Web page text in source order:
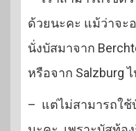
ด้วยนะคะ แม้ว่าจะ
นั่งบัสมาจาก
หรือจาก Salzburg
– แต่ไม่สามารถใช้